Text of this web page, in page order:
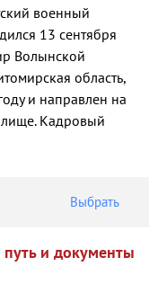
военный
13 сентября
Волынской
область,
и направлен на
Кадровый
Выбрать
путь и документы